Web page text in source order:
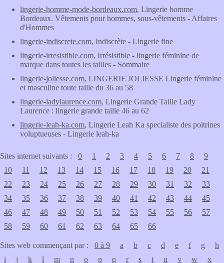
lingerie-homme-mode-bordeaux.com, Lingerie homme
Bordeaux. Vêtements pour hommes, sous-vêtements - Affaires
d'Hommes
lingerie-indiscrete.com, Indiscrète - Lingerie fine
lingerie-irresistible.com, Irrésistible - lingerie féminine de
marque dans toutes les tailles - Sommaire
lingerie-joliesse.com, LINGERIE JOLIESSE Lingerie féminine
et masculine toute taille du 36 au 58
lingerie-ladylaurence.com, Lingerie Grande Taille Lady
Laurence : lingerie grande taille 46 au 62
lingerie-leah-ka.com, Lingerie Leah Ka specialiste des poitrines
voluptueuses - Lingerie leah-ka
Sites internet suivants : 0 1 2 3 4 5 6 7 8
9
10
11 12 13 14 15 16 17 18 19 20
21
22
23 24 25 26 27 28 29 30 31 32
33
34
35 36 37 38 39 40 41 42 43 44
45
46
47 48 49 50 51 52 53 54 55 56
57
58
59 60 61 62 63 64 65 66
Sites web commençant par : 0 à 9 a b c d e f g
h
i
j k l m n o p q r s t u v w x